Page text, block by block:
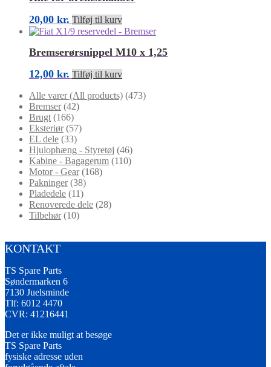
20,00 kr. Tilføj til kurv
Bremserørsnippel M10 x 1,25
12,00 kr. Tilføj til kurv
Alle varer (All products) (473)
Bremser (42)
Brugt (166)
Eksteriør (57)
EL dele (33)
Hjulophæng - Styretøj (46)
Kabine - Bagagerum (110)
Motor - Gear (168)
Pakninger (38)
Pladedele (11)
Renoverede dele (28)
Tilbehør (10)
KONTAKT
TS Spare Parts
Søndermarken 6
7130 Juelsminde
Tlf: 6012 4470
CVR: 41216441
Det er ikke muligt at besøge
TS Spare Parts
fysiske adresse uden